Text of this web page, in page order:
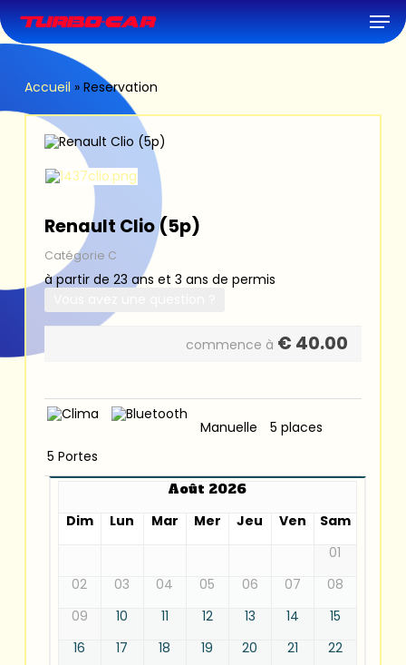
to
main
content
Accueil » Reservation
Renault Clio (5p)
Catégorie C
à partir de 23 ans et 3 ans de permis
commence à € 40.00
Manuelle
5 places
5 Portes
Août 2026
Dim
Lun Mar Mer Jeu Ven
Sam
01
02
03 04 05 06 07
08
09
10 11 12 13 14
15
16
17 18 19 20 21
22